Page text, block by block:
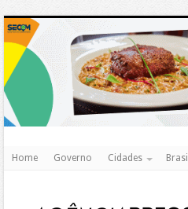
Home Governo Cidades Brasil